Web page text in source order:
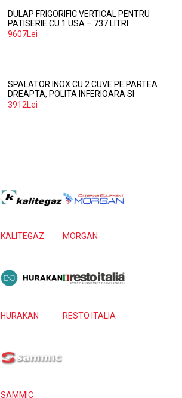
DULAP FRIGORIFIC VERTICAL PENTRU
PATISERIE CU 1 USA – 737 LITRI
9607Lei
SPALATOR INOX CU 2 CUVE PE PARTEA
DREAPTA, POLITA INFERIOARA SI
SPATIU MASINA SPALAT 160*70*85
3912Lei
KALITEGAZ MORGAN
HURAKAN RESTO ITALIA
SAMMIC